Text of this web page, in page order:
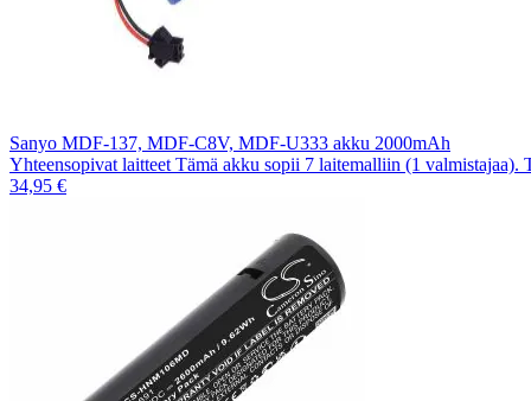
Sanyo MDF-137, MDF-C8V, MDF-U333 akku 2000mAh
Yhteensopivat laitteet Tämä akku sopii 7 laitemalliin (1 valmistajaa).
34,95 €